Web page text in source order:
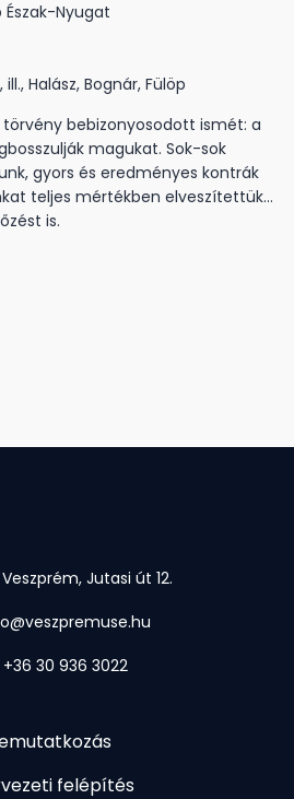
Észak-Nyugat
Halász, Bognár, Fülöp
bebizonyosodott ismét: a
magukat. Sok-sok
gyors és eredményes kontrák
teljes mértékben elveszítettük…
is.
Jutasi út 12.
+36 30 936 3022
felépítés